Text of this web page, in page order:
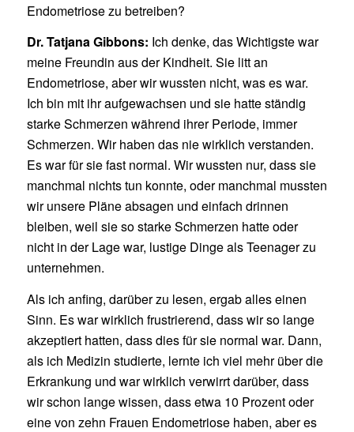
Endometriose zu betreiben?
Dr. Tatjana Gibbons: Ich denke, das Wichtigste war
meine Freundin aus der Kindheit. Sie litt an
Endometriose, aber wir wussten nicht, was es war.
Ich bin mit ihr aufgewachsen und sie hatte ständig
starke Schmerzen während ihrer Periode, immer
Schmerzen. Wir haben das nie wirklich verstanden.
Es war für sie fast normal. Wir wussten nur, dass sie
manchmal nichts tun konnte, oder manchmal mussten
wir unsere Pläne absagen und einfach drinnen
bleiben, weil sie so starke Schmerzen hatte oder
nicht in der Lage war, lustige Dinge als Teenager zu
unternehmen.
Als ich anfing, darüber zu lesen, ergab alles einen
Sinn. Es war wirklich frustrierend, dass wir so lange
akzeptiert hatten, dass dies für sie normal war. Dann,
als ich Medizin studierte, lernte ich viel mehr über die
Erkrankung und war wirklich verwirrt darüber, dass
wir schon lange wissen, dass etwa 10 Prozent oder
eine von zehn Frauen Endometriose haben, aber es